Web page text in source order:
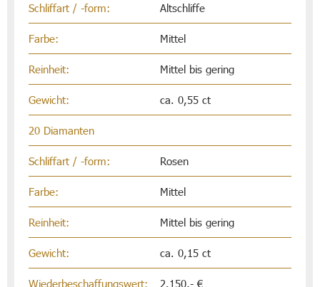
Schliffart / -form: Altschliffe
Farbe: Mittel
Reinheit: Mittel bis gering
Gewicht: ca. 0,55 ct
20 Diamanten
Schliffart / -form: Rosen
Farbe: Mittel
Reinheit: Mittel bis gering
Gewicht: ca. 0,15 ct
Wiederbeschaffungswert: 2.150,- €